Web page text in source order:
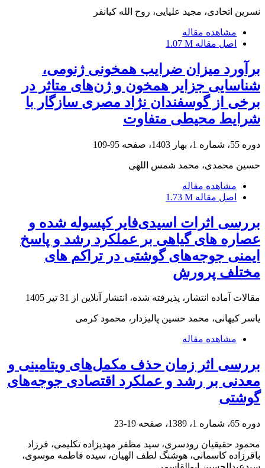
نسرین اتحادی، مجید علیایی، روح الله کیانفر
مشاهده مقاله
اصل مقاله 1.07 M
برآورد میزان ضرایب همخونی ژنومی،
شناسایی جزایر همخون و ژن‌های متاثر در
برخی از گوسفندان نژاد مصری سازگار با
شرایط محیطی متفاوت
دوره 55، شماره 1، بهار 1403، صفحه 95-109
حسین محمدی، محمد شمس اللهی
مشاهده مقاله
اصل مقاله 1.73 M
بررسی اثرات اسیدی‌فایر کپسوله شده و
عصاره های گیاهی بر عملکرد رشد و پاسخ
ایمنی جوجه‌های گوشتی در تراکم های
مختلف پرورش
مقالات آماده انتشار، پذیرفته شده، انتشار آنلاین از 31 تیر 1405
یاسر کیهانی، محمد حسین پالیزدار، محمود کرمی
مشاهده مقاله
بررسی اثر زمان حذف مکمل‌های ویتامینی و
معدنی بر رشد و عملکرد اقتصادی جوجه‌های
گوشتی
دوره 65، شماره 1، 1389، صفحه 19-23
محمود حقیقیان رودسری، سید مظفر مهدیزاده تکلیمی، فرزاد
باقرزاده کاسمانی، هوشنگ لطف الهیان، سیده فاطمه موسوی،